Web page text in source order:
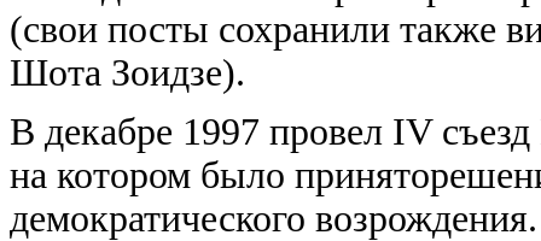
(свои посты сохранили также
Шота Зоидзе).
В декабре 1997 провел IV
на котором было
демократического возрождения.